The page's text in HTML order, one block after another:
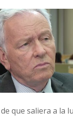
que saliera a la